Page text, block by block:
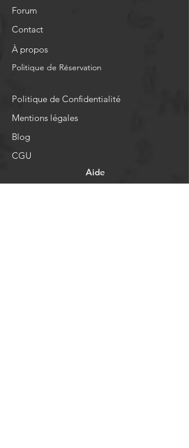
Forum
Contact
À propos
Politique de Réservation
Politique de Confidentialité
Mentions légales
Blog
CGU
Aide